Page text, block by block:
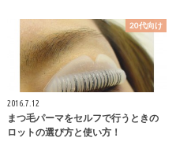
20代向け
2016.7.12
まつ毛パーマをセルフで行うときの
ロットの選び方と使い方！